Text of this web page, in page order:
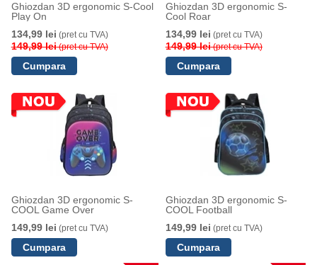
Ghiozdan 3D ergonomic S-Cool
Play On
134,99 lei (pret cu TVA)
149,99 lei(pret cu TVA)
Ghiozdan 3D ergonomic S-
Cool Roar
134,99 lei (pret cu TVA)
149,99 lei(pret cu TVA)
Ghiozdan 3D ergonomic S-
COOL Game Over
149,99 lei (pret cu TVA)
Ghiozdan 3D ergonomic S-
COOL Football
149,99 lei (pret cu TVA)